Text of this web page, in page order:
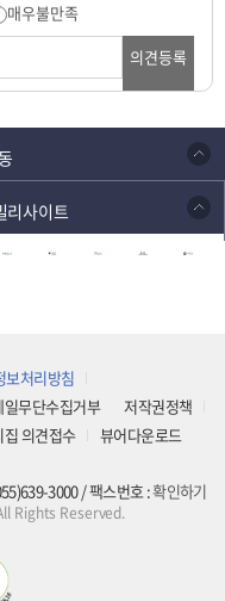
매우불만족
의견등록
리사이트
보처리방침
일무단수집거부
저작권정책
집 의견접수
뷰어다운로드
3000 / 팩스번호 :확인하기
Rights Reserved.